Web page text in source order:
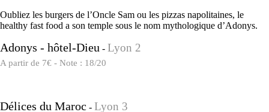
Oubliez les burgers de l’Oncle Sam ou les pizzas napolitaines, le
healthy fast food a son temple sous le nom mythologique d’Adonys.
Adonys - hôtel-Dieu - Lyon 2
A partir de 7€ - Note : 18/20
Délices du Maroc - Lyon 3